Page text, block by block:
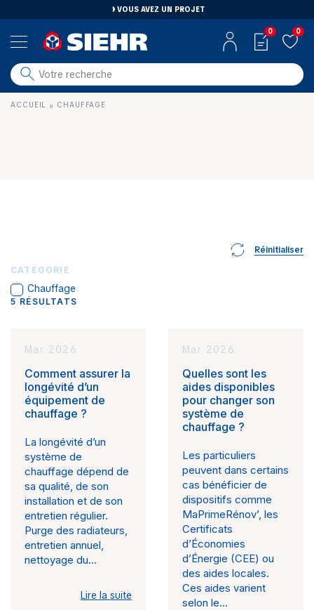
VOUS AVEZ UN PROJET
salle de bain
carrelage
0 0
ACCUEIL » CHAUFFAGE
CATÉGORIE
Chauffage
Réinitialiser
5 RÉSULTATS
Mar 2026
Comment assurer la
longévité d’un
équipement de
chauffage ?
La longévité d’un
système de
chauffage dépend de
sa qualité, de son
installation et de son
entretien régulier.
Purge des radiateurs,
entretien annuel,
nettoyage du...
Lire la suite
Mar 2026
Quelles sont les
aides disponibles
pour changer son
système de
chauffage ?
Les particuliers
peuvent dans certains
cas bénéficier de
dispositifs comme
MaPrimeRénov’, les
Certificats
d’Économies
d’Énergie (CEE) ou
des aides locales.
Ces aides varient
selon le...